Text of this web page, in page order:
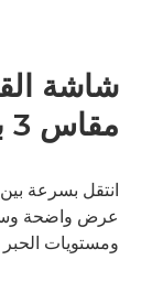
مقاس 3 بوصات
انتقل بسرعة
عرض واضحة
ومستويات